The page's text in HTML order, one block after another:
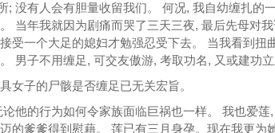
; 没有人会有胆量收留我们。 何况, 我自幼缠扎的
当年我就因为剧痛而哭了三天三夜, 最后先母对
受一个大足的媳妇才勉强忍受下去。 当我看到扭
男子不用缠足, 可交友傲游, 考取功名, 又或建功
女子的尸骸是否缠足已无关宏旨。
他的行为如何令家族面临巨祸也一样。 我也爱莲
的爹爹得到慰藉。 莲已有三月身孕。现在我更为